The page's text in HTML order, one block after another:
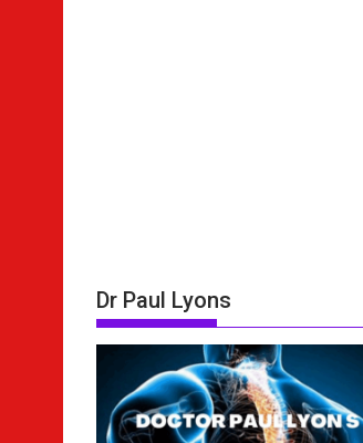
Dr Paul Lyons